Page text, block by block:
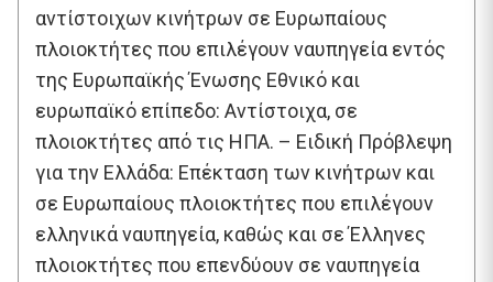
αντίστοιχων κινήτρων σε Ευρωπαίους
πλοιοκτήτες που επιλέγουν ναυπηγεία εντός
της Ευρωπαϊκής Ένωσης Εθνικό και
ευρωπαϊκό επίπεδο: Αντίστοιχα, σε
πλοιοκτήτες από τις ΗΠΑ. – Ειδική Πρόβλεψη
για την Ελλάδα: Επέκταση των κινήτρων και
σε Ευρωπαίους πλοιοκτήτες που επιλέγουν
ελληνικά ναυπηγεία, καθώς και σε Έλληνες
πλοιοκτήτες που επενδύουν σε ναυπηγεία